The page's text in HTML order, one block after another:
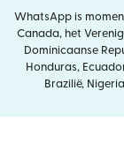
WhatsApp is
Canada, het
Dominicaanse
Honduras,
Brazilië,